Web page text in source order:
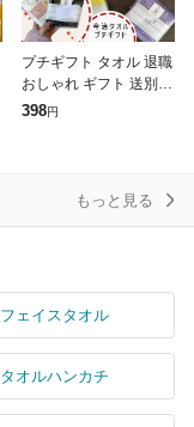
プチギフト タオル 退職
おしゃれ ギフト 送別会
お返し 500円 以下 プレ
398円
もっと見る
フェイスタオル
タオルハンカチ